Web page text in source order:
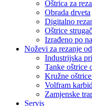
Oštrica za
Obrada drveta
Digitalno
Oštrice
Izrađeno po
Noževi za rezanje
Industrijska
Tanke oštrice
Kružne
Volfram
Zamjenske
Servis